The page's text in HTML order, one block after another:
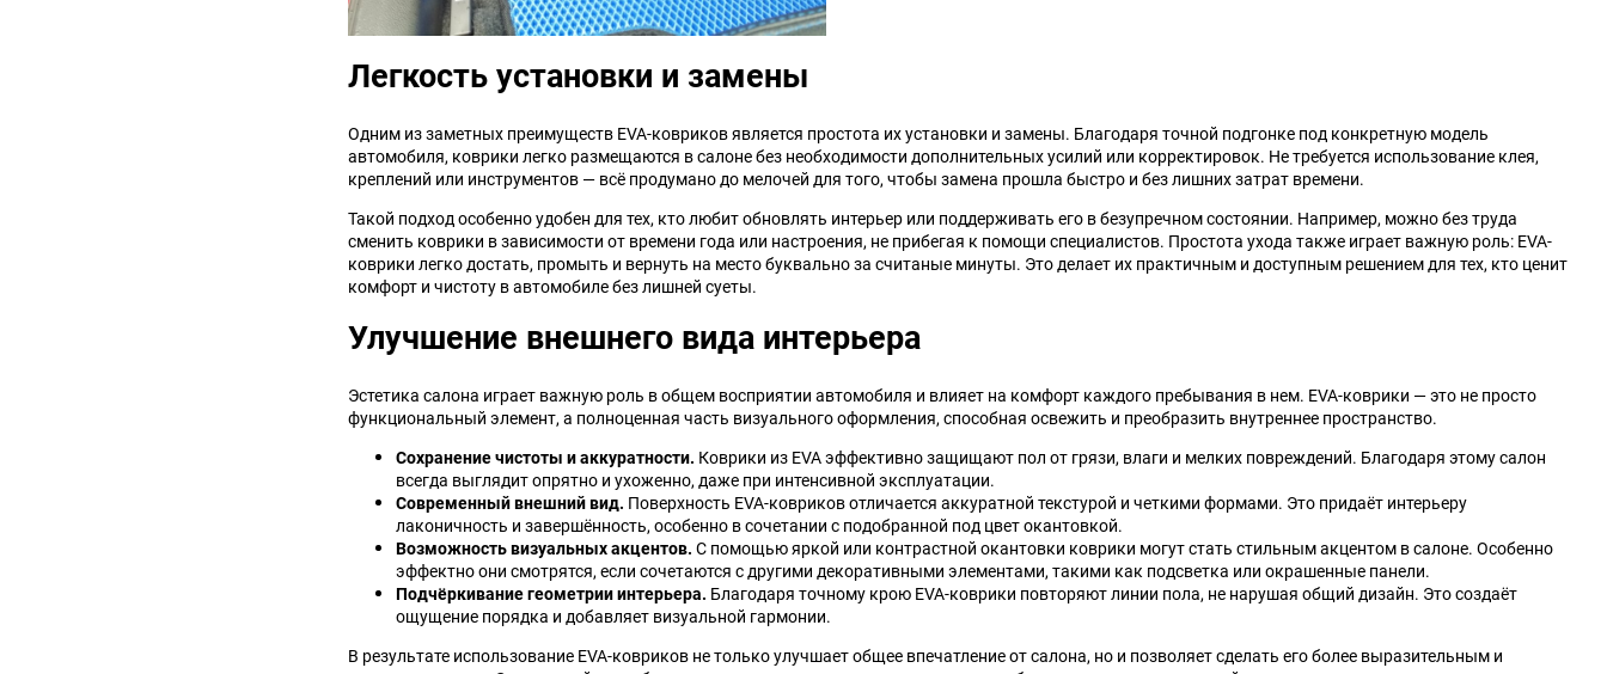
Легкость установки и замены
Одним из заметных преимуществ EVA-ковриков является простота их установки и замены. Благодаря точной подгонке под конкретную модель
автомобиля, коврики легко размещаются в салоне без необходимости дополнительных усилий или корректировок. Не требуется использование клея,
креплений или инструментов — всё продумано до мелочей для того, чтобы замена прошла быстро и без лишних затрат времени.
Такой подход особенно удобен для тех, кто любит обновлять интерьер или поддерживать его в безупречном состоянии. Например, можно без труда
сменить коврики в зависимости от времени года или настроения, не прибегая к помощи специалистов. Простота ухода также играет важную роль: EVA-
коврики легко достать, промыть и вернуть на место буквально за считаные минуты. Это делает их практичным и доступным решением для тех, кто ценит
комфорт и чистоту в автомобиле без лишней суеты.
Улучшение внешнего вида интерьера
Эстетика салона играет важную роль в общем восприятии автомобиля и влияет на комфорт каждого пребывания в нем. EVA-коврики — это не просто
функциональный элемент, а полноценная часть визуального оформления, способная освежить и преобразить внутреннее пространство.
Сохранение чистоты и аккуратности. Коврики из EVA эффективно защищают пол от грязи, влаги и мелких повреждений. Благодаря этому салон
всегда выглядит опрятно и ухоженно, даже при интенсивной эксплуатации.
Современный внешний вид. Поверхность EVA-ковриков отличается аккуратной текстурой и четкими формами. Это придаёт интерьеру
лаконичность и завершённость, особенно в сочетании с подобранной под цвет окантовкой.
Возможность визуальных акцентов. С помощью яркой или контрастной окантовки коврики могут стать стильным акцентом в салоне. Особенно
эффектно они смотрятся, если сочетаются с другими декоративными элементами, такими как подсветка или окрашенные панели.
Подчёркивание геометрии интерьера. Благодаря точному крою EVA-коврики повторяют линии пола, не нарушая общий дизайн. Это создаёт
ощущение порядка и добавляет визуальной гармонии.
В результате использование EVA-ковриков не только улучшает общее впечатление от салона, но и позволяет сделать его более выразительным и